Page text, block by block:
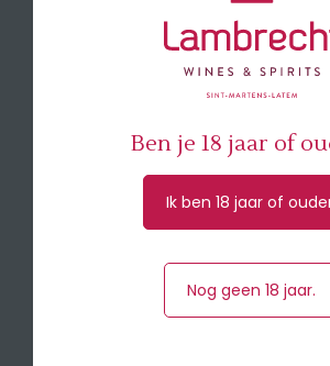
Een raszuivere geur van
mandarijnschil. Fris, helder en
evenwichtig in de mond.
levendige zuren, fijne pareling
Perfecte keuze als aperitief.
Perfecte keuze met asperges,
voor alle gelegenheden waar
Ben je 18 jaar of
Ik ben 18 jaar of
Nog geen 18 jaar.